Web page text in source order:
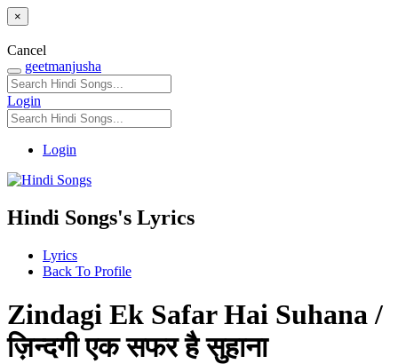
×
Cancel
geetmanjusha
Login
Login
Hindi Songs's Lyrics
Lyrics
Back To Profile
Zindagi Ek Safar Hai Suhana /
ज़िन्दगी एक सफर है सुहाना